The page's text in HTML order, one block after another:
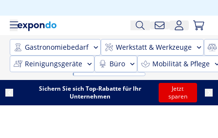
Gastronomiebedarf
Werkstatt & Werkzeuge
Reinigungsgeräte
Büro Mobilität & Pflege
Sichern Sie sich Top-Rabatte für Ihr
Unternehmen
Jetzt
sparen